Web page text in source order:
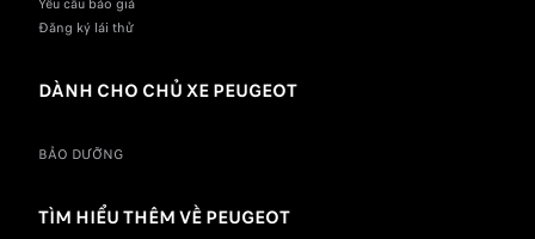
Đăng ký lái thử
DÀNH CHO CHỦ XE PEUGEOT
BẢO DƯỠNG
TÌM HIỂU THÊM VỀ PEUGEOT